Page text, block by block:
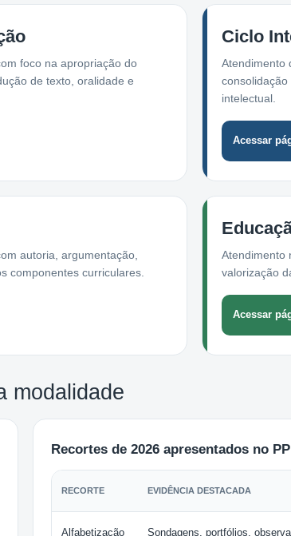
foco na apropriação do
de texto, oralidade e
Ciclo
Atendimento
intelectual.
Acessar
autoria, argumentação,
componentes curriculares.
Atendimento
valorização
Acessar
modalidade
Recortes de 2026 apresentados no
RECORTE EVIDÊNCIA DESTACADA
Alfabetização Sondagens, portfólios,